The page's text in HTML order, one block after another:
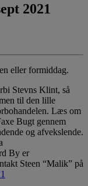
2021
eller formiddag.
Stevns Klint, så
til den lille
Læs om
Bugt gennem
og afvekslende.
By er
Steen “Malik” på